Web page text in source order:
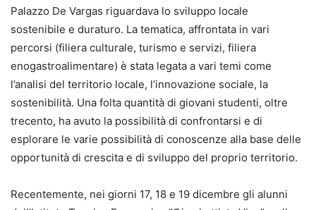
Palazzo De Vargas riguardava lo sviluppo locale
sostenibile e duraturo. La tematica, affrontata in vari
percorsi (filiera culturale, turismo e servizi, filiera
enogastroalimentare) è stata legata a vari temi come
l’analisi del territorio locale, l’innovazione sociale, la
sostenibilità. Una folta quantità di giovani studenti, oltre
trecento, ha avuto la possibilità di confrontarsi e di
esplorare le varie possibilità di conoscenze alla base delle
opportunità di crescita e di sviluppo del proprio territorio.
Recentemente, nei giorni 17, 18 e 19 dicembre gli alunni